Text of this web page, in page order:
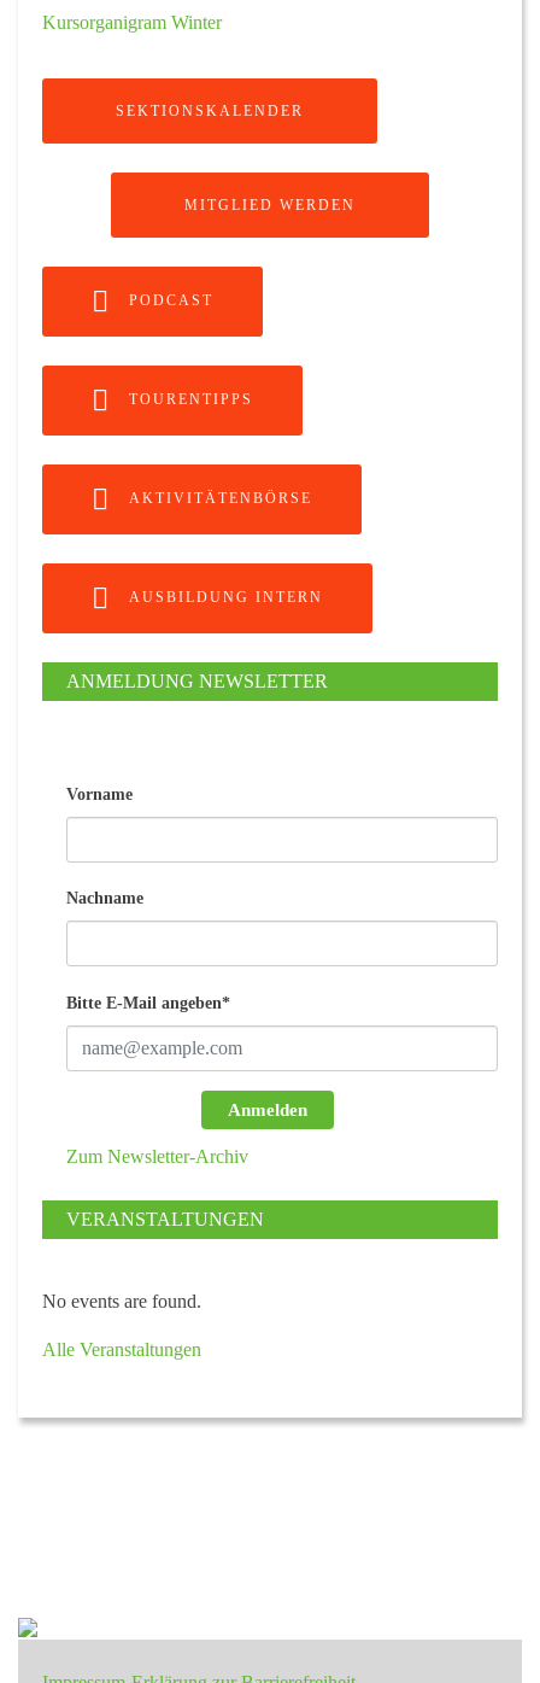
Kursorganigram Winter
SEKTIONSKALENDER
MITGLIED WERDEN
PODCAST
TOURENTIPPS
AKTIVITÄTENBÖRSE
AUSBILDUNG INTERN
ANMELDUNG NEWSLETTER
Vorname
Nachname
Bitte E-Mail angeben*
Anmelden
Zum Newsletter-Archiv
VERANSTALTUNGEN
No events are found.
Alle Veranstaltungen